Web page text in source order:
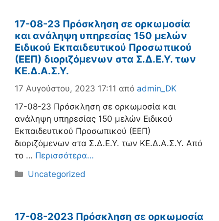
17-08-23 Πρόσκληση σε ορκωμοσία
και ανάληψη υπηρεσίας 150 μελών
Ειδικού Εκπαιδευτικού Προσωπικού
(ΕΕΠ) διοριζόμενων στα Σ.Δ.Ε.Υ. των
ΚΕ.Δ.Α.Σ.Υ.
17 Αυγούστου, 2023 17:11 από admin_DK
17-08-23 Πρόσκληση σε ορκωμοσία και
ανάληψη υπηρεσίας 150 μελών Ειδικού
Εκπαιδευτικού Προσωπικού (ΕΕΠ)
διοριζόμενων στα Σ.Δ.Ε.Υ. των ΚΕ.Δ.Α.Σ.Υ. Από
το … Περισσότερα…
Κατηγορίες
Uncategorized
17-08-2023 Πρόσκληση σε ορκωμοσία